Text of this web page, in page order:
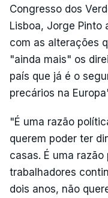
Congresso dos
Lisboa, Jorge Pinto
com as alterações
"ainda mais" os
país que já é o
precários na
"É uma razão
querem poder ter
casas. É uma
trabalhadores
dois anos, não